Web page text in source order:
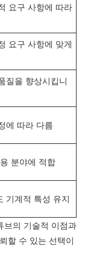
요구 사항에 따라
요구 사항에 맞게
질을 향상시킵니
에 따라 다름
분야에 적합
기계적 특성 유지
브의 기술적 이점과
할 수 있는 선택이